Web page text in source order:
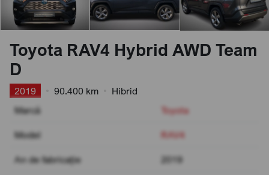
Toyota RAV4 Hybrid AWD Team
D
2019 90.400 km
Hibrid
Marcă
Toyota
Model RAV4
An de fabricație 2019